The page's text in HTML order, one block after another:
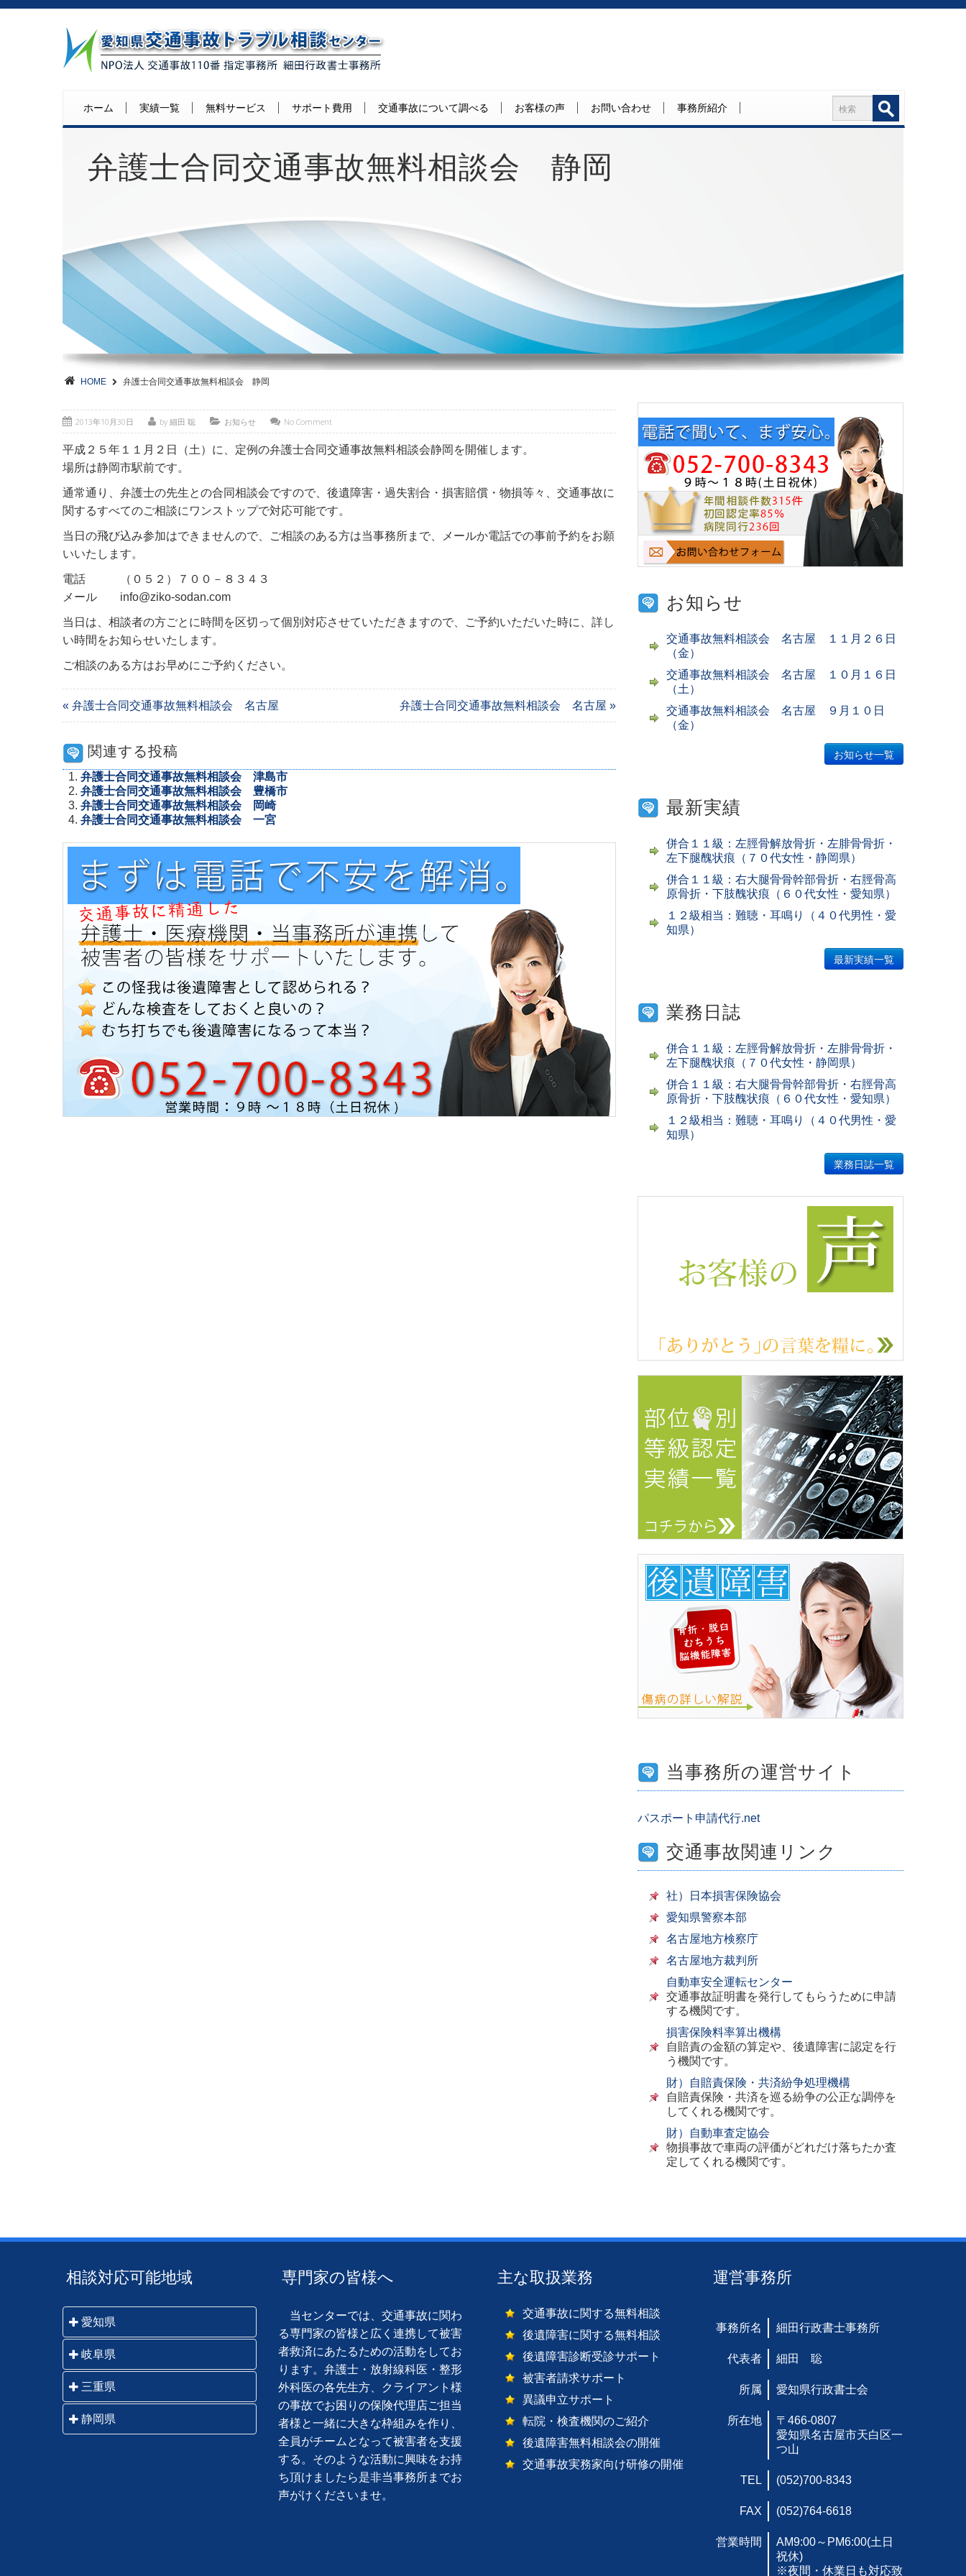
ホーム 実績一覧 無料サービス サポート費用 交通事故について調べる お客様の声 お問い合わせ 事務所紹介
弁護士合同交通事故無料相談会 静岡
HOME 弁護士合同交通事故無料相談会 静岡
2013年10月30日 by 細田 聡 お知らせ No Comment
平成２５年１１月２日（土）に、定例の弁護士合同交通事故無料相談会静岡を開催します。
場所は静岡市駅前です。
通常通り、弁護士の先生との合同相談会ですので、後遺障害・過失割合・損害賠償・物損等々、交通事故に
関するすべてのご相談にワンストップで対応可能です。
当日の飛び込み参加はできませんので、ご相談のある方は当事務所まで、メールか電話での事前予約をお願
いいたします。
電話 （０５２）７００－８３４３
メール info@ziko-sodan.com
当日は、相談者の方ごとに時間を区切って個別対応させていただきますので、ご予約いただいた時に、詳し
い時間をお知らせいたします。
ご相談のある方はお早めにご予約ください。
« 弁護士合同交通事故無料相談会 名古屋 弁護士合同交通事故無料相談会 名古屋 »
関連する投稿
弁護士合同交通事故無料相談会 津島市
弁護士合同交通事故無料相談会 豊橋市
弁護士合同交通事故無料相談会 岡崎
弁護士合同交通事故無料相談会 一宮
お知らせ
交通事故無料相談会 名古屋 １１月２６日
（金）
交通事故無料相談会 名古屋 １０月１６日
（土）
交通事故無料相談会 名古屋 ９月１０日
（金）
お知らせ一覧
最新実績
併合１１級：左脛骨解放骨折・左腓骨骨折・
左下腿醜状痕（７０代女性・静岡県）
併合１１級：右大腿骨骨幹部骨折・右脛骨高
原骨折・下肢醜状痕（６０代女性・愛知県）
１２級相当：難聴・耳鳴り（４０代男性・愛
知県）
最新実績一覧
業務日誌
併合１１級：左脛骨解放骨折・左腓骨骨折・
左下腿醜状痕（７０代女性・静岡県）
併合１１級：右大腿骨骨幹部骨折・右脛骨高
原骨折・下肢醜状痕（６０代女性・愛知県）
１２級相当：難聴・耳鳴り（４０代男性・愛
知県）
業務日誌一覧
当事務所の運営サイト
パスポート申請代行.net
交通事故関連リンク
社）日本損害保険協会
愛知県警察本部
名古屋地方検察庁
名古屋地方裁判所
自動車安全運転センター
交通事故証明書を発行してもらうために申請
する機関です。
損害保険料率算出機構
自賠責の金額の算定や、後遺障害に認定を行
う機関です。
財）自賠責保険・共済紛争処理機構
自賠責保険・共済を巡る紛争の公正な調停を
してくれる機関です。
財）自動車査定協会
物損事故で車両の評価がどれだけ落ちたか査
定してくれる機関です。
相談対応可能地域
愛知県
名古屋市・一宮市・瀬戸市・春日
井市・犬山市・江南市・小牧市・
稲沢市・尾張旭市・岩倉市・豊明
市・日進市・清須市・北名古屋
市・長久手市・津島市・愛西市・
岐阜県
岐阜市・羽島市・各務原市・山県
市・瑞穂市・本巣市・大垣市・海
津市・関市・美濃市・美濃加茂
三重県
桑名市・いなべ市・四日市市・鈴
鹿市・亀山市・津市・松阪市・伊
静岡県
専門家の皆様へ
当センターでは、交通事故に関わ
る専門家の皆様と広く連携して被害
者救済にあたるための活動をしてお
ります。弁護士・放射線科医・整形
外科医の各先生方、クライアント様
の事故でお困りの保険代理店ご担当
者様と一緒に大きな枠組みを作り、
全員がチームとなって被害者を支援
する。そのような活動に興味をお持
ち頂けましたら是非当事務所までお
声がけくださいませ。
主な取扱業務
交通事故に関する無料相談
後遺障害に関する無料相談
後遺障害診断受診サポート
被害者請求サポート
異議申立サポート
転院・検査機関のご紹介
後遺障害無料相談会の開催
交通事故実務家向け研修の開催
運営事務所
事務所名 細田行政書士事務所
代表者 細田 聡
所属 愛知県行政書士会
所在地
〒466-0807
愛知県名古屋市天白区一
つ山
TEL (052)700-8343
FAX (052)764-6618
営業時間
AM9:00～PM6:00(土日
祝休)
※夜間・休業日も対応致